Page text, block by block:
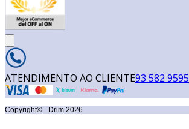
ATENDIMENTO AO CLIENTE93 582 9595
Copyright© - Drim 2026